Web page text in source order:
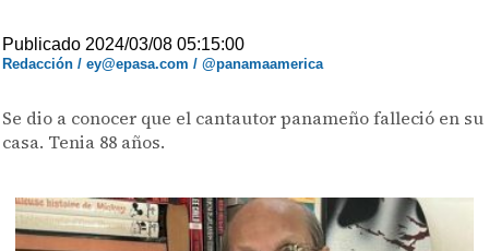
Publicado 2024/03/08 05:15:00
Redacción / ey@epasa.com / @panamaamerica
Se dio a conocer que el cantautor panameño falleció en su
casa. Tenia 88 años.